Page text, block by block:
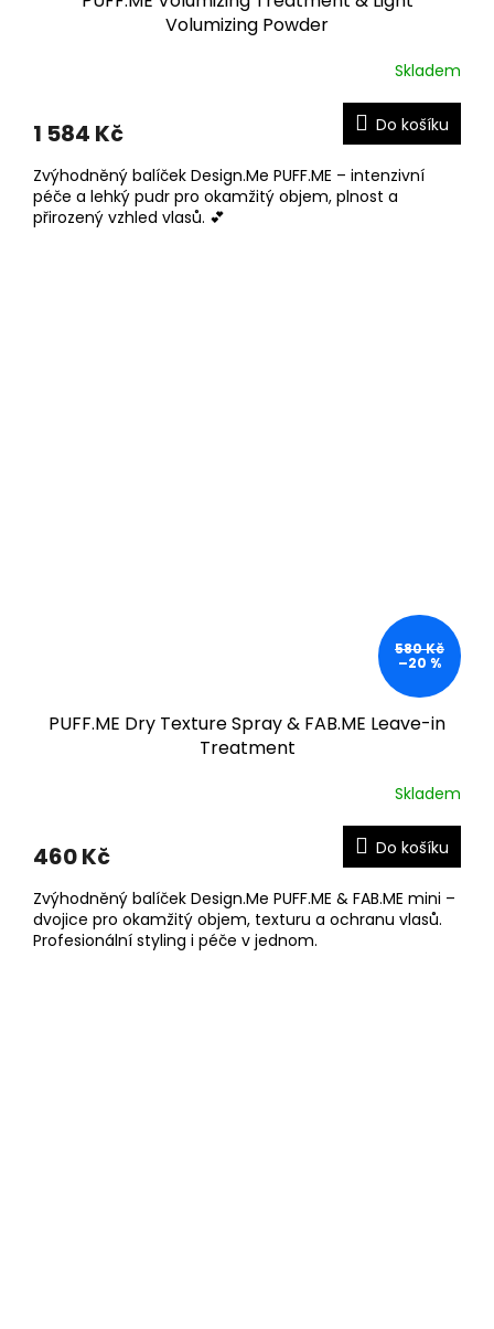
Volumizing Powder
Skladem
1 584 Kč Do košíku
Zvýhodněný balíček Design.Me PUFF.ME – intenzivní
péče a lehký pudr pro okamžitý objem, plnost a
přirozený vzhled vlasů. 💕
580 Kč
–20 %
PUFF.ME Dry Texture Spray & FAB.ME Leave-in
Treatment
Skladem
460 Kč Do košíku
Zvýhodněný balíček Design.Me PUFF.ME & FAB.ME mini –
dvojice pro okamžitý objem, texturu a ochranu vlasů.
Profesionální styling i péče v jednom.